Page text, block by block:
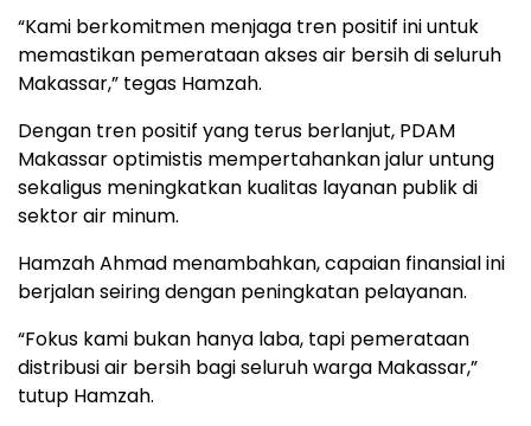
“Kami berkomitmen menjaga tren positif ini untuk
memastikan pemerataan akses air bersih di seluruh
Makassar,” tegas Hamzah.
Dengan tren positif yang terus berlanjut, PDAM
Makassar optimistis mempertahankan jalur untung
sekaligus meningkatkan kualitas layanan publik di
sektor air minum.
Hamzah Ahmad menambahkan, capaian finansial ini
berjalan seiring dengan peningkatan pelayanan.
“Fokus kami bukan hanya laba, tapi pemerataan
distribusi air bersih bagi seluruh warga Makassar,”
tutup Hamzah.